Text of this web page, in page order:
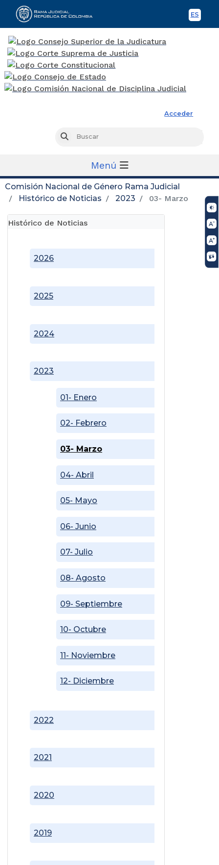
ES
Acceder
Buscar
Menú
Comisión Nacional de Género Rama Judicial
Histórico de Noticias
2023 03- Marzo
Histórico de Noticias
2019
2020
2021
2022
2023
01- Enero
02- Febrero
03- Marzo
04- Abril
05- Mayo
06- Junio
07- Julio
08- Agosto
09- Septiembre
10- Octubre
11- Noviembre
12- Diciembre
2024
2025
2026